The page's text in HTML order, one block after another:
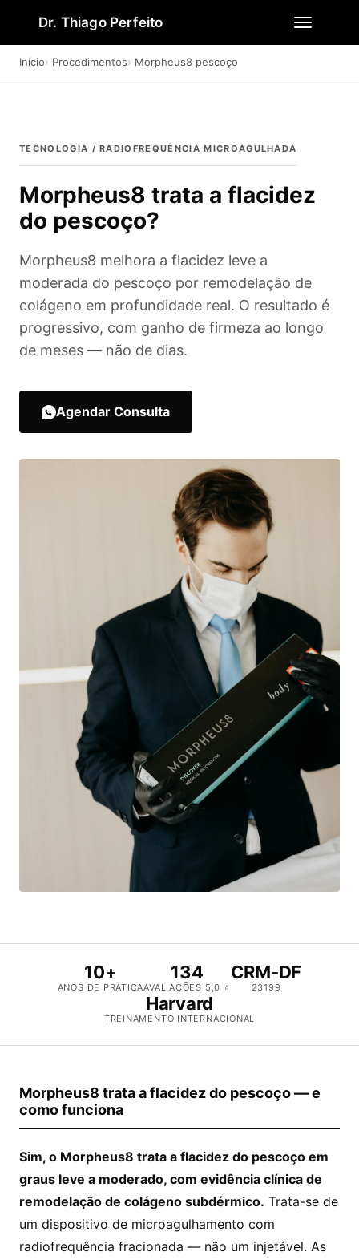
Dr. Thiago Perfeito
Início Procedimentos Morpheus8 pescoço
TECNOLOGIA / RADIOFREQUÊNCIA MICROAGULHADA
Morpheus8 trata a flacidez
do pescoço?
Morpheus8 melhora a flacidez leve a
moderada do pescoço por remodelação de
colágeno em profundidade real. O resultado é
progressivo, com ganho de firmeza ao longo
de meses — não de dias.
Agendar Consulta
10+
ANOS DE PRÁTICA
134
AVALIAÇÕES 5,0 ⭐
CRM-DF
23199
Harvard
TREINAMENTO INTERNACIONAL
Morpheus8 trata a flacidez do pescoço — e
como funciona
Sim, o Morpheus8 trata a flacidez do pescoço em
graus leve a moderado, com evidência clínica de
remodelação de colágeno subdérmico. Trata-se de
um dispositivo de microagulhamento com
radiofrequência fracionada — não um injetável. As